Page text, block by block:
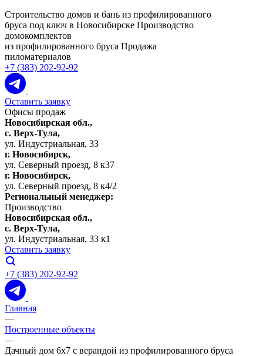
Строительство домов и бань из профилированного
бруса под ключ в Новосибирске Производство
домокомплектов
из профилированного бруса Продажа
пиломатериалов
+7 (383) 202-92-92
Оставить заявку
Офисы продаж
Новосибирская обл.,
c. Верх-Тула,
ул. Индустриальная, 33
г. Новосибирск,
ул. Северный проезд, 8 к37
г. Новосибирск,
ул. Северный проезд, 8 к4/2
Региональный менеджер:
Производство
Новосибирская обл.,
c. Верх-Тула,
ул. Индустриальная, 33 к1
Оставить заявку
+7 (383) 202-92-92
Главная
—
Построенные объекты
—
Дачный дом 6х7 с верандой из профилированного бруса